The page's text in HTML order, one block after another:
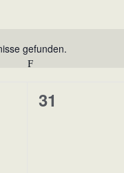
gefunden.
F
0
Veranstaltungen,
31